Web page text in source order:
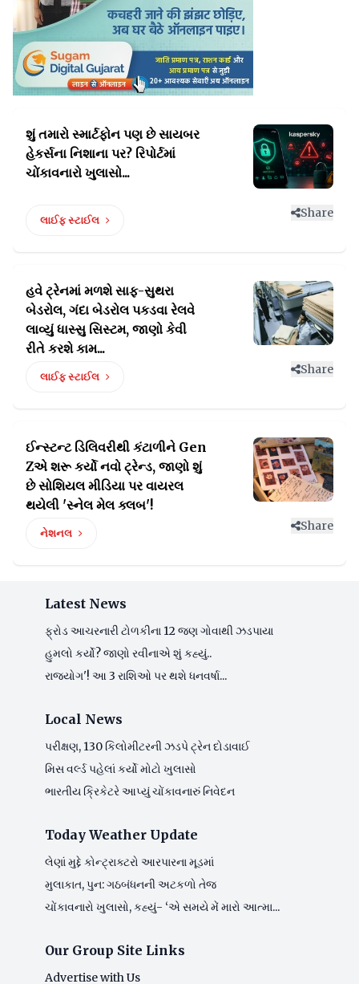
શું તમારો સ્માર્ટફોન પણ છે સાયબર
હેકર્સના નિશાના પર? રિપોર્ટમાં
ચોંકાવનારો ખુલાસો...
લાઈફ સ્ટાઈલ
Share
હવે ટ્રેનમાં મળશે સાફ-સુથરા
બેડરોલ, ગંદા બેડરોલ પકડવા રેલવે
લાવ્યું ધાસ્સુ સિસ્ટમ, જાણો કેવી
રીતે કરશે કામ...
લાઈફ સ્ટાઈલ
Share
ઈન્સ્ટન્ટ ડિલિવરીથી કંટાળીને Gen
Zએ શરૂ કર્યો નવો ટ્રેન્ડ, જાણો શું
છે સોશિયલ મીડિયા પર વાયરલ
થયેલી 'સ્નેલ મેલ ક્લબ'!
નેશનલ
Share
Latest News
ફ્રોડ આચરનારી ટોળકીના 12 જણ ગોવાથી ઝડપાયા
હુમલો કર્યો? જાણો રવીનાએ શું કહ્યું..
રાજયોગ'! આ 3 રાશિઓ પર થશે ધનવર્ષા...
Local News
પરીક્ષણ, 130 કિલોમીટરની ઝડપે ટ્રેન દોડાવાઈ
મિસ વર્લ્ડ પહેલાં કર્યો મોટો ખુલાસો
ભારતીય ક્રિકેટરે આપ્યું ચોંકાવનારું નિવેદન
Today Weather Update
લેણાં મુદ્દે કોન્ટ્રાક્ટરો આરપારના મૂડમાં
મુલાકાત, પુન: ગઠબંધનની અટકળો તેજ
ચોંકાવનારો ખુલાસો, કહ્યું- ‘એ સમયે મેં મારો આત્મા...
Our Group Site Links
Advertise with Us